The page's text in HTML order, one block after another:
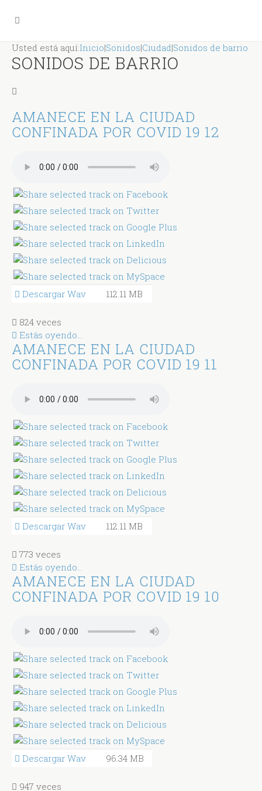
Usted está aquí:Inicio|Sonidos|Ciudad|Sonidos de barrio
SONIDOS DE BARRIO
AMANECE EN LA CIUDAD
CONFINADA POR COVID 19 12
Descargar Wav 112.11 MB
824 veces
Estás oyendo...
AMANECE EN LA CIUDAD
CONFINADA POR COVID 19 11
Descargar Wav 112.11 MB
773 veces
Estás oyendo...
AMANECE EN LA CIUDAD
CONFINADA POR COVID 19 10
Descargar Wav 96.34 MB
947 veces